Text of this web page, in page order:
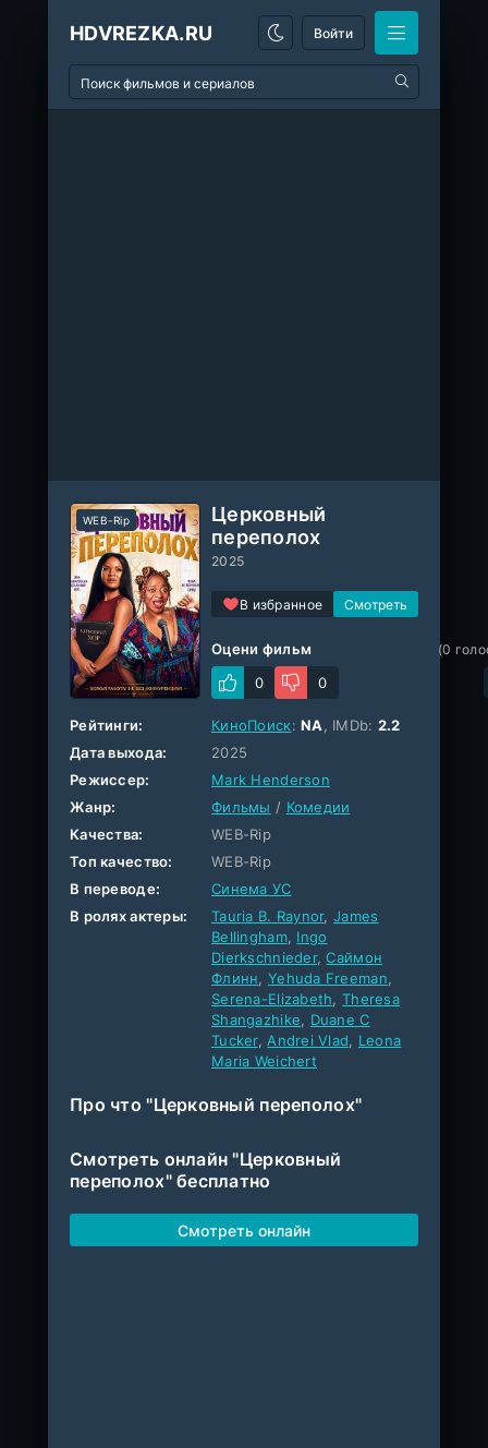
HDVREZKA.RU Войти
Церковный
переполох
2025
В избранное
WEB-Rip
Оцени фильм
0
0
(0
Рейтинги: КиноПоиск:NA , IMDb: 2.2
Дата выхода:
2025
Режиссер:
Mark Henderson
Жанр:
Фильмы / Комедии
Качества:
WEB-Rip
Топ качество:
WEB-Rip
В переводе:
Синема УС
В ролях актеры:
Tauria B. Raynor,James
Bellingham, Ingo
Dierkschnieder,Саймон
Флинн, Yehuda Freeman,
Serena-Elizabeth,Theresa
Shangazhike, Duane C
Tucker, Andrei Vlad, Leona
Maria Weichert
Про что "Церковный переполох"
Смотреть онлайн "Церковный
переполох" бесплатно
Смотреть онлайн